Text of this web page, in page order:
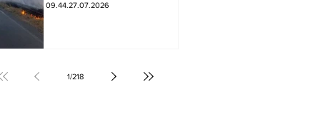
09.44.27.07.2026
1/218